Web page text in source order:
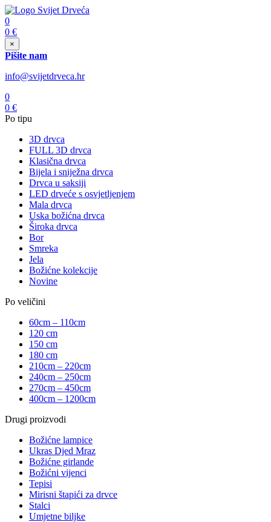
0
0 €
×
Pišite nam
info@svijetdrveca.hr
0
0 €
Po tipu
3D drvca
FULL 3D drvca
Klasična drvca
Bijela i sniježna drvca
Drvca u saksiji
LED drveće s osvjetljenjem
Mala drvca
Uska božićna drvca
Široka drvca
Bor
Smreka
Jela
Božićne kolekcije
Novine
Po veličini
60cm – 110cm
120 cm
150 cm
180 cm
210cm – 220cm
240cm – 250cm
270cm – 450cm
400cm – 1200cm
Drugi proizvodi
Božićne lampice
Ukras Djed Mraz
Božićne girlande
Božićni vijenci
Tepisi
Mirisni štapići za drvce
Stalci
Umjetne biljke